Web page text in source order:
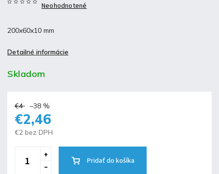
Neohodnotené
200x60x10 mm
Detailné informácie
Skladom
€4 –38 %
€2,46
€2 bez DPH
Pridať do košíka